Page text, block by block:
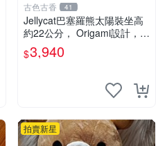
古色古香 41
Jellycat巴塞羅熊太陽裝坐高
約22公分， Origami設計，來
自越南。嚴選 Recommendat
ion！巴塞羅、 Origami熊、J
$3,940
拍賣新星